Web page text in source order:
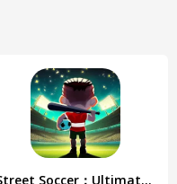
Street Soccer：Ultimate Fight